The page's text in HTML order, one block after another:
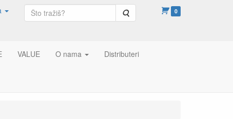
Pretraga 0
VALUE O nama Distributeri